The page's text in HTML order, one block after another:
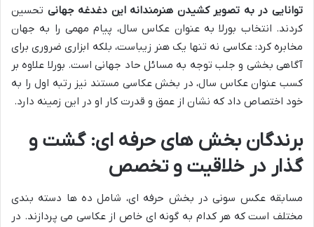
توانایی در به تصویر کشیدن هنرمندانه این دغدغه جهانی تحسین
کردند. انتخاب بورلا به عنوان عکاس سال، پیام مهمی را به جهان
مخابره کرد: عکاسی نه تنها یک هنر زیباست، بلکه ابزاری ضروری برای
آگاهی بخشی و جلب توجه به مسائل حاد جهانی است. بورلا علاوه بر
کسب عنوان عکاس سال، در بخش عکاسی مستند نیز رتبه اول را به
خود اختصاص داد که نشان از عمق و قدرت کار او در این زمینه دارد.
برندگان بخش های حرفه ای: گشت و
گذار در خلاقیت و تخصص
مسابقه عکس سونی در بخش حرفه ای، شامل ده ها دسته بندی
مختلف است که هر کدام به گونه ای خاص از عکاسی می پردازند. در